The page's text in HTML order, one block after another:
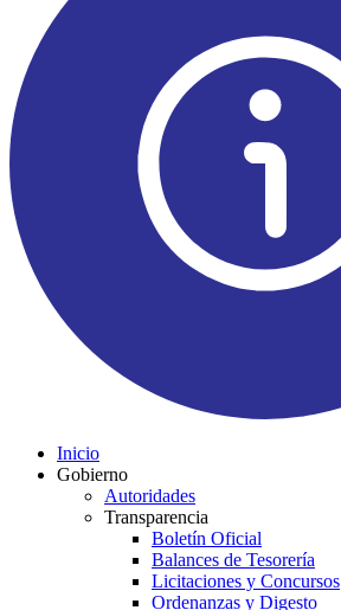
Inicio
Gobierno
Autoridades
Transparencia
Boletín Oficial
Balances de Tesorería
Licitaciones y Concursos
Ordenanzas y Digesto